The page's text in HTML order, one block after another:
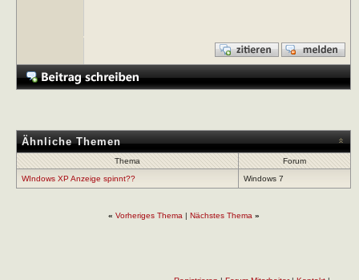
Ähnliche Themen
Thema
Forum
WIndows XP Anzeige spinnt??
Windows 7
« Vorheriges Thema | Nächstes Thema »